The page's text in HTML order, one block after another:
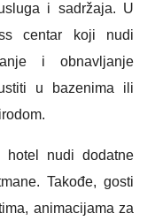
i sadržaja. U
centar koji nudi
i obnavljanje
u bazenima ili
nudi dodatne
Takođe, gosti
animacijama za